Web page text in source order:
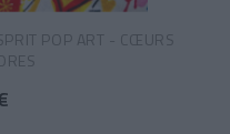
POP ART - CŒURS